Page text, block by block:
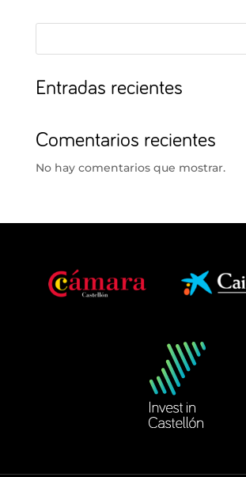
Entradas recientes
Comentarios recientes
No hay comentarios que mostrar.